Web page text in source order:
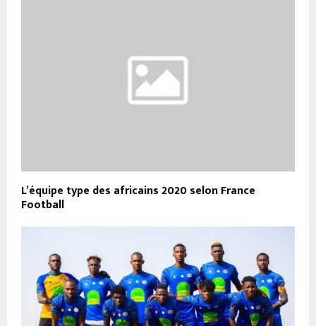
L’équipe type des africains 2020 selon France
Football